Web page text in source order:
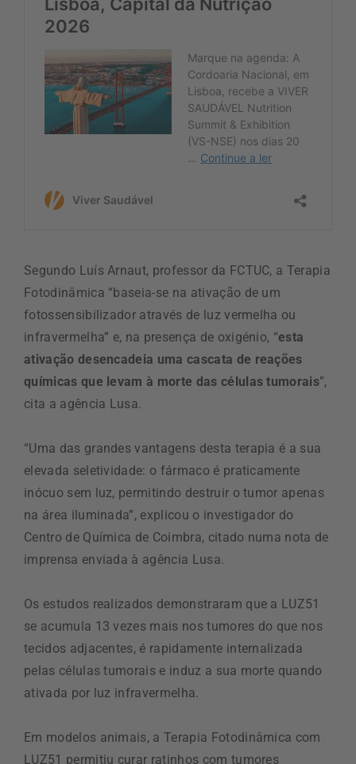
Segundo Luís Arnaut, professor da FCTUC, a Terapia
Fotodinâmica “baseia-se na ativação de um
fotossensibilizador através de luz vermelha ou
infravermelha” e, na presença de oxigénio, “esta
ativação desencadeia uma cascata de reações
químicas que levam à morte das células tumorais”,
cita a agência Lusa.
“Uma das grandes vantagens desta terapia é a sua
elevada seletividade: o fármaco é praticamente
inócuo sem luz, permitindo destruir o tumor apenas
na área iluminada”, explicou o investigador do
Centro de Química de Coimbra, citado numa nota de
imprensa enviada à agência Lusa.
Os estudos realizados demonstraram que a LUZ51
se acumula 13 vezes mais nos tumores do que nos
tecidos adjacentes, é rapidamente internalizada
pelas células tumorais e induz a sua morte quando
ativada por luz infravermelha.
Em modelos animais, a Terapia Fotodinâmica com
LUZ51 permitiu curar ratinhos com tumores